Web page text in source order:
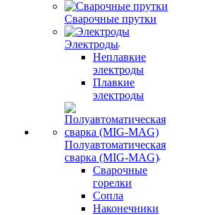
Сварочные прутки
Электроды
Неплавкие
электроды
Плавкие
электроды
Полуавтоматическая
сварка (MIG-MAG)
Сварочные
горелки
Сопла
Наконечники